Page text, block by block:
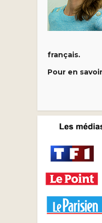
français.
Pour en